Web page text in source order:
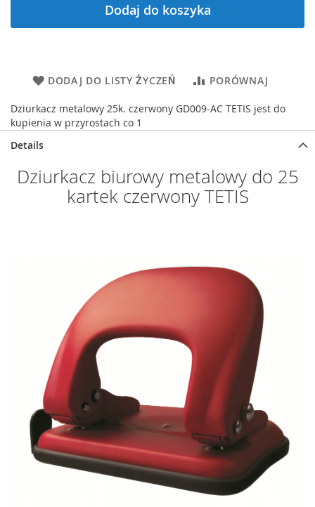
Dodaj do koszyka
DODAJ DO LISTY ŻYCZEŃ PORÓWNAJ
Dziurkacz metalowy 25k. czerwony GD009-AC TETIS jest do
kupienia w przyrostach co 1
Details
Dziurkacz biurowy metalowy do 25
kartek czerwony TETIS